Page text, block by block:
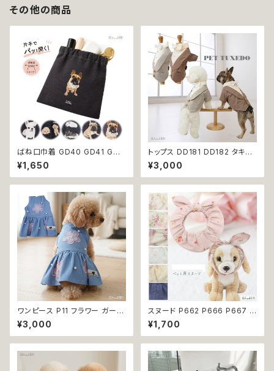
その他の商品
ばね口巾着 GD40 GD41 GD4
2 GD43 GD44 わんこポーチ
ポーチ デニム コットン チワワ柄
トイプードル柄 フレンチブルドッ
贈り物
¥1,650
トップス DD181 DD182 タキシ
ード スーツ フォーマル 蝶ネクタ
イ リボン 犬 猫 ペット 服 犬の
服 猫の服 犬服 猫服 ドッグウェ
シャツ 返品交換不可
¥3,000
ワンピース P11 フラワー ガーリ
ー かわいい ドッグウェア dog
犬 猫 ペット 服 犬服 猫服 小型
犬 返品交換不可
¥3,000
スヌード P662 P666 P667 P
670 P673 P674 P765 カチ
ューシャ 花柄 小花柄 バラ 薔薇
無地 濡れ防止 汚れ防止 ドッグ
ト 服 犬服 猫服 おしゃれ かわい
い 小型犬 返品交換不可
¥1,700